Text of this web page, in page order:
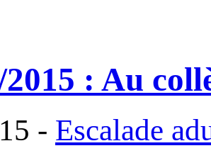
2015 : Au
- Escalade